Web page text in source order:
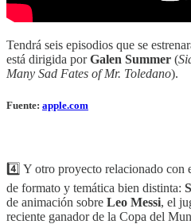
Tendrá seis episodios que se
está dirigida porGalen Summer (
Many Sad Fates of Mr. Toledano).
Fuente: apple.com
4️⃣ Y otro proyecto relacionado con
de formato y temática bien distinta:
de animación sobre Leo Messi, el
reciente ganador de la Copa del